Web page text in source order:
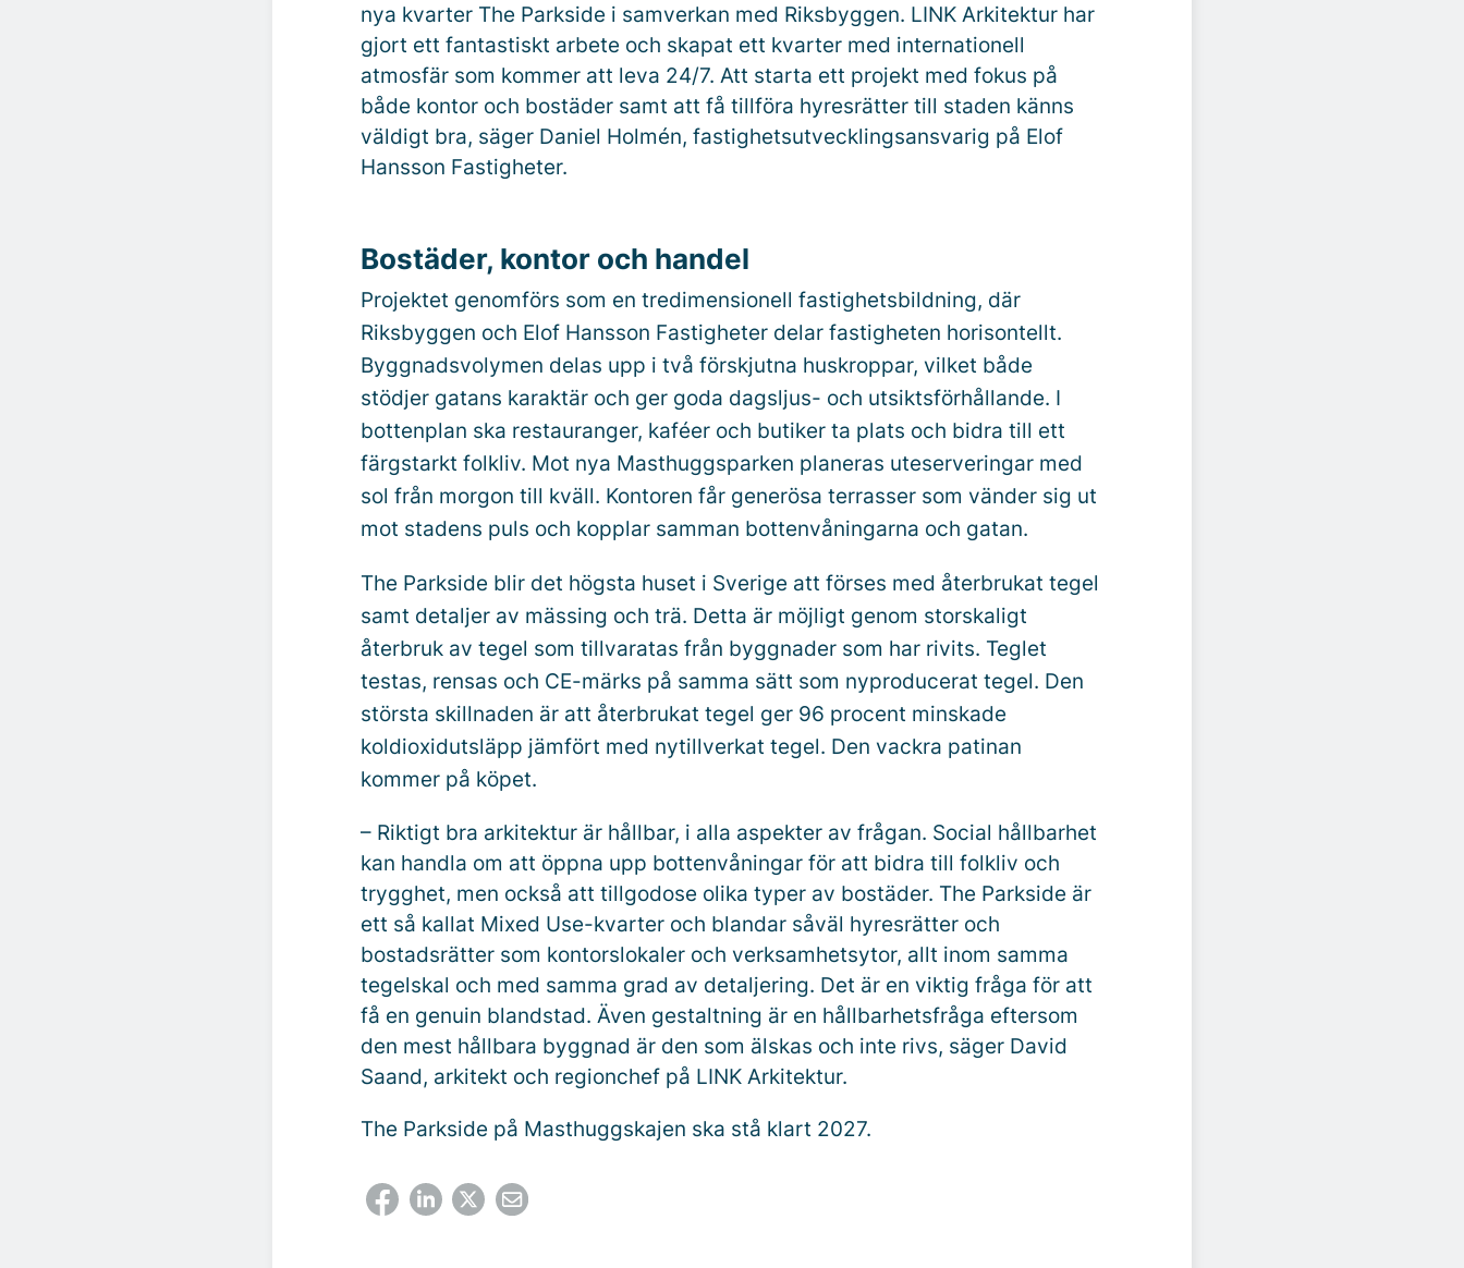
nya kvarter The Parkside i samverkan med Riksbyggen. LINK Arkitektur har
gjort ett fantastiskt arbete och skapat ett kvarter med internationell
atmosfär som kommer att leva 24/7. Att starta ett projekt med fokus på
både kontor och bostäder samt att få tillföra hyresrätter till staden känns
väldigt bra, säger Daniel Holmén, fastighetsutvecklingsansvarig på Elof
Hansson Fastigheter.
Bostäder, kontor och handel
Projektet genomförs som en tredimensionell fastighetsbildning, där
Riksbyggen och Elof Hansson Fastigheter delar fastigheten horisontellt.
Byggnadsvolymen delas upp i två förskjutna huskroppar, vilket både
stödjer gatans karaktär och ger goda dagsljus- och utsiktsförhållande. I
bottenplan ska restauranger, kaféer och butiker ta plats och bidra till ett
färgstarkt folkliv. Mot nya Masthuggsparken planeras uteserveringar med
sol från morgon till kväll. Kontoren får generösa terrasser som vänder sig ut
mot stadens puls och kopplar samman bottenvåningarna och gatan.
The Parkside blir det högsta huset i Sverige att förses med återbrukat tegel
samt detaljer av mässing och trä. Detta är möjligt genom storskaligt
återbruk av tegel som tillvaratas från byggnader som har rivits. Teglet
testas, rensas och CE-märks på samma sätt som nyproducerat tegel. Den
största skillnaden är att återbrukat tegel ger 96 procent minskade
koldioxidutsläpp jämfört med nytillverkat tegel. Den vackra patinan
kommer på köpet.
– Riktigt bra arkitektur är hållbar, i alla aspekter av frågan. Social hållbarhet
kan handla om att öppna upp bottenvåningar för att bidra till folkliv och
trygghet, men också att tillgodose olika typer av bostäder. The Parkside är
ett så kallat Mixed Use-kvarter och blandar såväl hyresrätter och
bostadsrätter som kontorslokaler och verksamhetsytor, allt inom samma
tegelskal och med samma grad av detaljering. Det är en viktig fråga för att
få en genuin blandstad. Även gestaltning är en hållbarhetsfråga eftersom
den mest hållbara byggnad är den som älskas och inte rivs, säger David
Saand, arkitekt och regionchef på LINK Arkitektur.
The Parkside på Masthuggskajen ska stå klart 2027.